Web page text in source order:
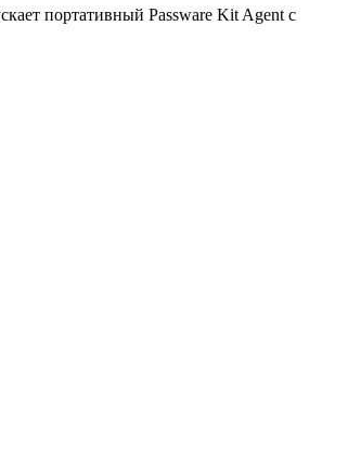
портативный Passware Kit Agent с